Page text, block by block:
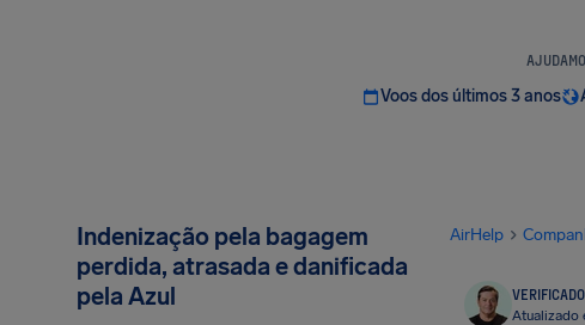
Voos dos últimos 3 anos
Indenização pela bagagem
perdida, atrasada e danificada
pela Azul
AirHelp
Atualizado